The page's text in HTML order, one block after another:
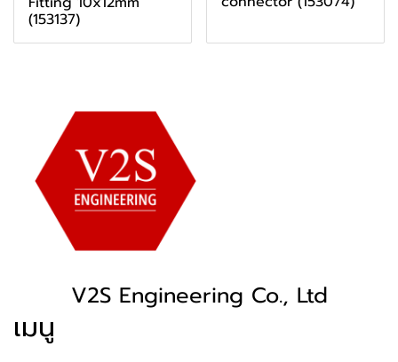
(153137)
V2S Engineering Co., Ltd
เมนู